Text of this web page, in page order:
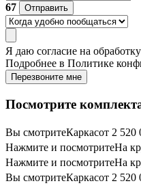
67
Отправить
Я даю согласие на
Подробнее в Политике
Перезвоните мне
Посмотрите
Вы смотритеКаркасот 2 520
Нажмите и посмотритеНа
Нажмите и посмотритеНа
Вы смотритеКаркасот 2 520